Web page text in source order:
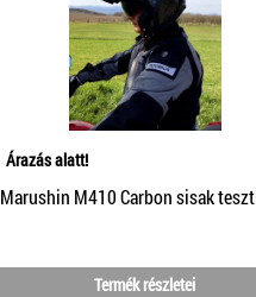
Árazás alatt!
Marushin M410 Carbon sisak teszt
Termék részletei